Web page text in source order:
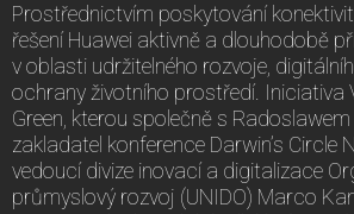
Prostřednictvím poskytování
řešení Huawei aktivně a dlouhodobě
v oblasti udržitelného rozvoje,
ochrany životního prostředí. Iniciativa
Green, kterou společně s
zakladatel konference Darwin’s Circle
vedoucí divize inovací a digitalizace
průmyslový rozvoj (UNIDO) Marco